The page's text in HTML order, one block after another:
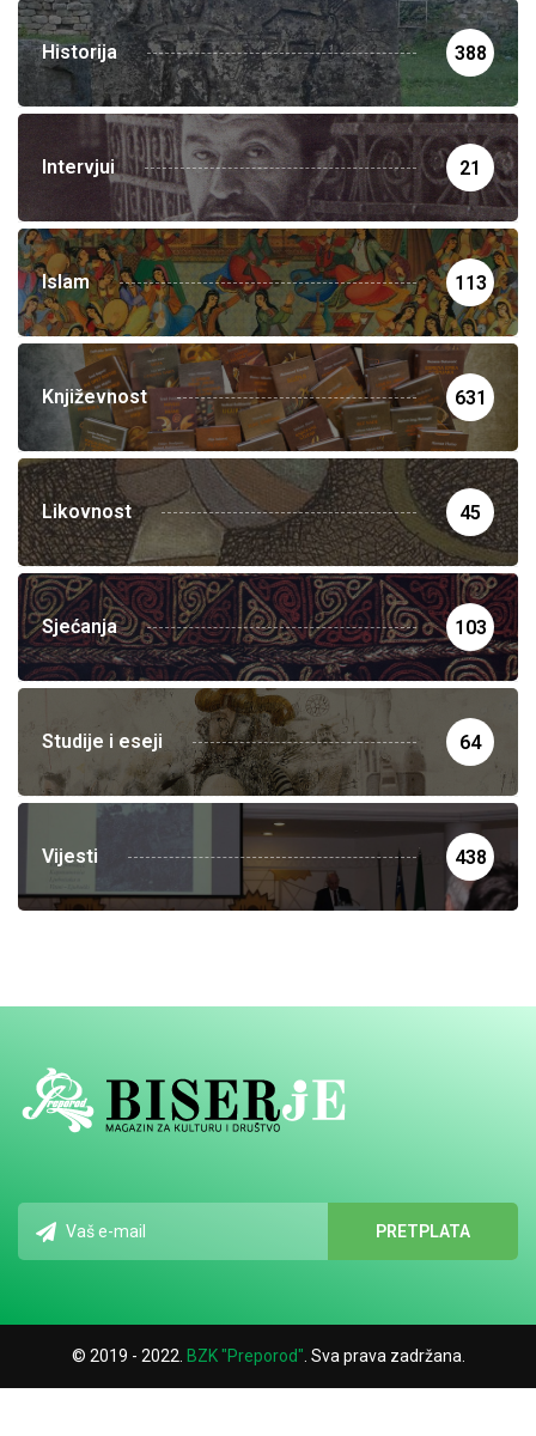
Historija 388
Intervjui 21
Islam 113
Književnost 631
Likovnost 45
Sjećanja 103
Studije i eseji 64
Vijesti 438
© 2019 - 2022. BZK "Preporod". Sva prava zadržana.